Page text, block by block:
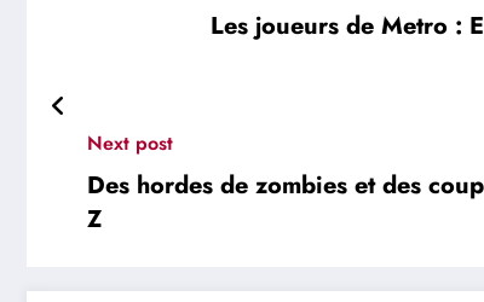
Les joueurs de Metro :
Next post
Des hordes de zombies et des
Z